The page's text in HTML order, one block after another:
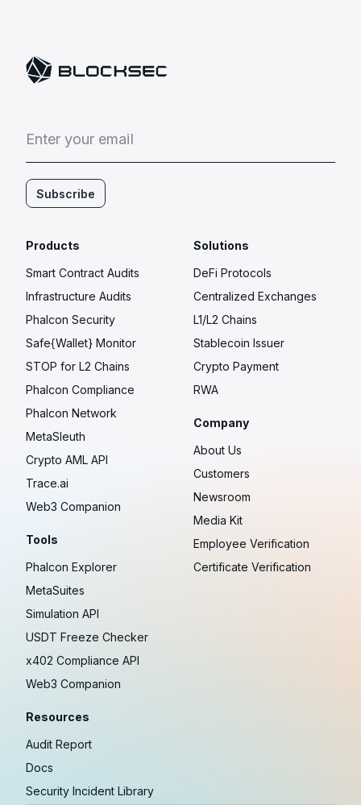
Enter your email
Subscribe
Products
Smart Contract Audits
Infrastructure Audits
Phalcon Security
Safe{Wallet} Monitor
STOP for L2 Chains
Phalcon Compliance
Phalcon Network
MetaSleuth
Crypto AML API
Trace.ai
Web3 Companion
Tools
Phalcon Explorer
MetaSuites
Simulation API
USDT Freeze Checker
x402 Compliance API
Web3 Companion
Resources
Audit Report
Docs
Security Incident Library
Solutions
DeFi Protocols
Centralized Exchanges
L1/L2 Chains
Stablecoin Issuer
Crypto Payment
RWA
Company
About Us
Customers
Newsroom
Media Kit
Employee Verification
Certificate Verification